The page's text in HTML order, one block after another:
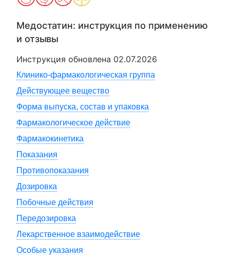
Медостатин: инструкция по применению
и отзывы
Инструкция обновлена 02.07.2026
Клинико-фармакологическая группа
Действующее вещество
Форма выпуска, состав и упаковка
Фармакологическое действие
Фармакокинетика
Показания
Противопоказания
Дозировка
Побочные действия
Передозировка
Лекарственное взаимодействие
Особые указания